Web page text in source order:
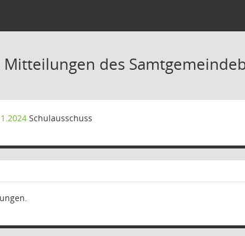
Mitteilungen des
Schulausschuss